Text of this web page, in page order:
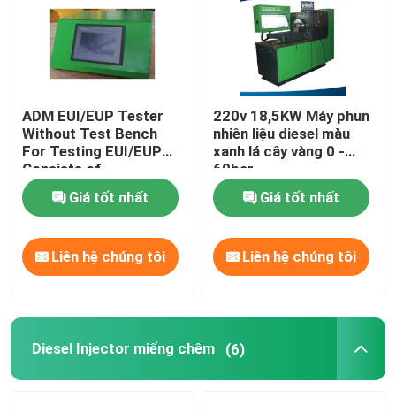
ADM EUI/EUP Tester
Without Test Bench
For Testing EUI/EUP
Consists of
Cambox&Controller&
Specific Accessories
(Điều kiểm tra EUI/EUP
của ADM không có
băng kiểm tra)
Giá tốt nhất
Liên hệ chúng tôi
220v 18,5KW Máy phun
nhiên liệu diesel màu
xanh lá cây vàng 0 -
60bar
Giá tốt nhất
Liên hệ chúng tôi
Diesel Injector miếng chêm (6)